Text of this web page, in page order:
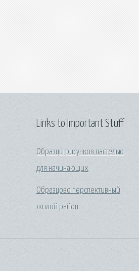
Links to Important Stuff
Образцы рисунков пастелью
для начинающих
Образцово перспективный
жилой район